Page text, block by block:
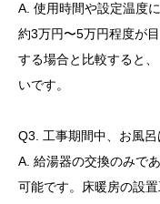
A. 使用時間や設定温度
約3万円〜5万円程度が
する場合と比較すると
いです。
Q3. 工事期間中、お風
A. 給湯器の交換のみで
可能です。床暖房の設